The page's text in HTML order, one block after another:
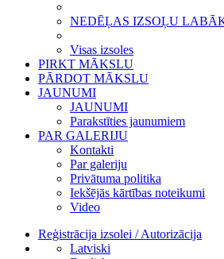
NEDĒĻAS IZSOĻU
Visas izsoles
PIRKT MĀKSLU
PĀRDOT MĀKSLU
JAUNUMI
JAUNUMI
Parakstīties jaunumiem
PAR GALERIJU
Kontakti
Par galeriju
Privātuma politika
Iekšējās kārtības noteikumi
Video
Reģistrācija izsolei / Autorizācija
Latviski